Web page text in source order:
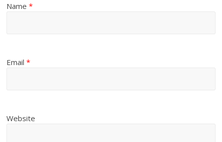
Name*
Email*
Website